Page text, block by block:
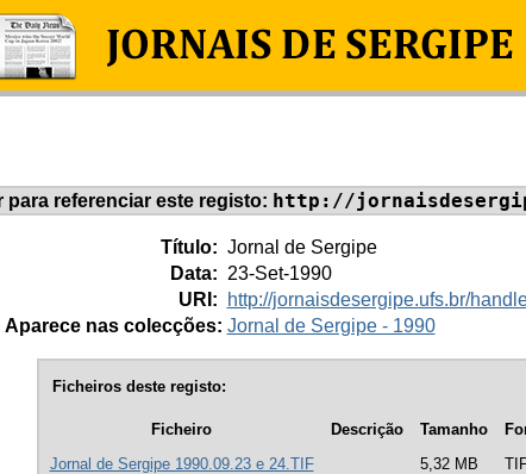
referenciar este registo: http://
Título: Jornal de Sergipe
Data: 23-Set-1990
URI:
http://jornaisdesergipe.ufs.br/
Aparece nas colecções: Jornal de Sergipe - 1990
Ficheiros deste registo:
Ficheiro Descrição Tamanho
Jornal de Sergipe 1990.09.23 e 24.TIF
5,32 MB